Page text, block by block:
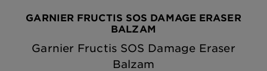
GARNIER FRUCTIS SOS DAMAGE ERASER
BALZAM
Garnier Fructis SOS Damage Eraser
Balzam